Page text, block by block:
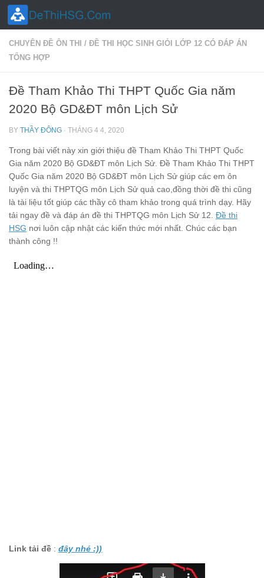
Skip to content
CHUYÊN ĐỀ ÔN THI / ĐỀ THI HỌC SINH GIỎI LỚP 12 CÓ ĐÁP ÁN
TỔNG HỢP
Đề Tham Khảo Thi THPT Quốc Gia năm
2020 Bộ GD&ĐT môn Lịch Sử
BY THẦY ĐÔNG · THÁNG 4 4, 2020
Trong bài viết này xin giới thiệu đề Tham Khảo Thi THPT Quốc
Gia năm 2020 Bộ GD&ĐT môn Lịch Sử. Đề Tham Khảo Thi THPT
Quốc Gia năm 2020 Bộ GD&ĐT môn Lịch Sử giúp các em ôn
luyện và thi THPTQG môn Lịch Sử quả cao,đồng thời đề thi cũng
là tài liệu tốt giúp các thầy cô tham khảo trong quá trình dạy. Hãy
tải ngay đề và đáp án đề thi THPTQG môn Lịch Sử 12. Đề thi
HSG nơi luôn cập nhật các kiến thức mới nhất. Chúc các bạn
thành công !!
Link tải đề : đây nhé :))